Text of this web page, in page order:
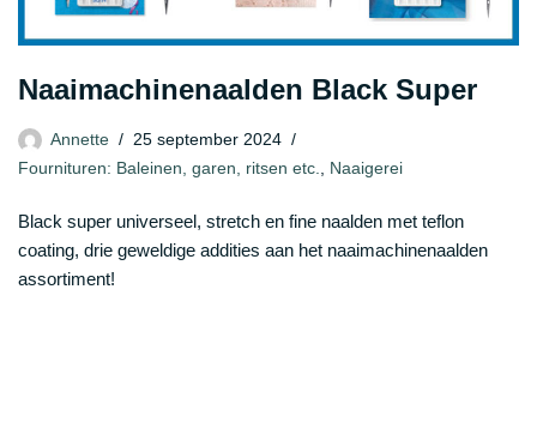
Naaimachinenaalden Black Super
Annette
25 september 2024
Fournituren: Baleinen, garen, ritsen etc.
Naaigerei
Black super universeel, stretch en fine naalden met teflon
coating, drie geweldige addities aan het naaimachinenaalden
assortiment!